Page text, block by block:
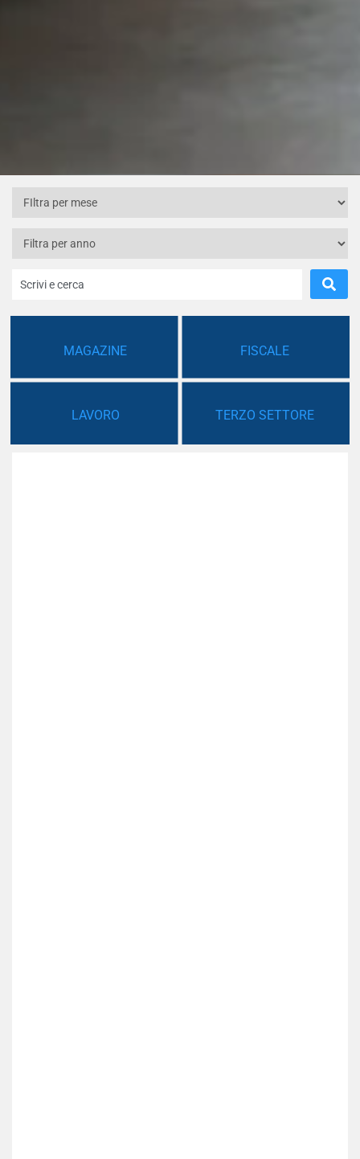
MAGAZINE FISCALE
LAVORO TERZO SETTORE